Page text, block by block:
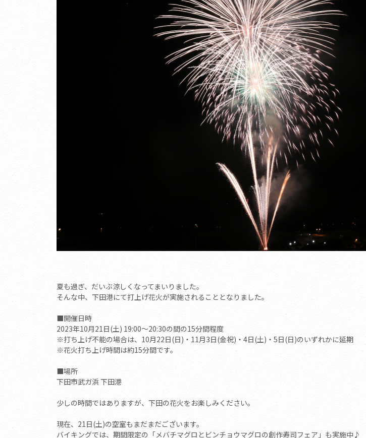
夏も過ぎ、だいぶ涼しくなってまいりました。
そんな中、下田港にて打上げ花火が実施されることとなりました。
■開催日時
2023年10月21日(土) 19:00～20:30の間の15分間程度
※打ち上げ不能の場合は、10月22日(日)・11月3日(金祝)・4日(土)・5日(日)のいずれかに延期
※花火打ち上げ時間は約15分間です。
■場所
下田市武ガ浜 下田港
少しの時間ではありますが、下田の花火をお楽しみください。
現在、21日(土)の空室もまだまだございます。
バイキングでは、期間限定の「メバチマグロとビンチョウマグロの創作寿司フェア」も実施中♪